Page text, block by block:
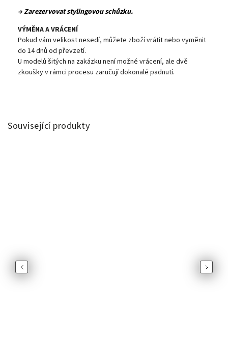
→Zarezervovat stylingovou schůzku.
VÝMĚNA A VRÁCENÍ
Pokud vám velikost nesedí, můžete zboží vrátit nebo vyměnit
do 14 dnů od převzetí.
U modelů šitých na zakázku není možné vrácení, ale dvě
zkoušky v rámci procesu zaručují dokonalé padnutí.
Související produkty
Previous Next